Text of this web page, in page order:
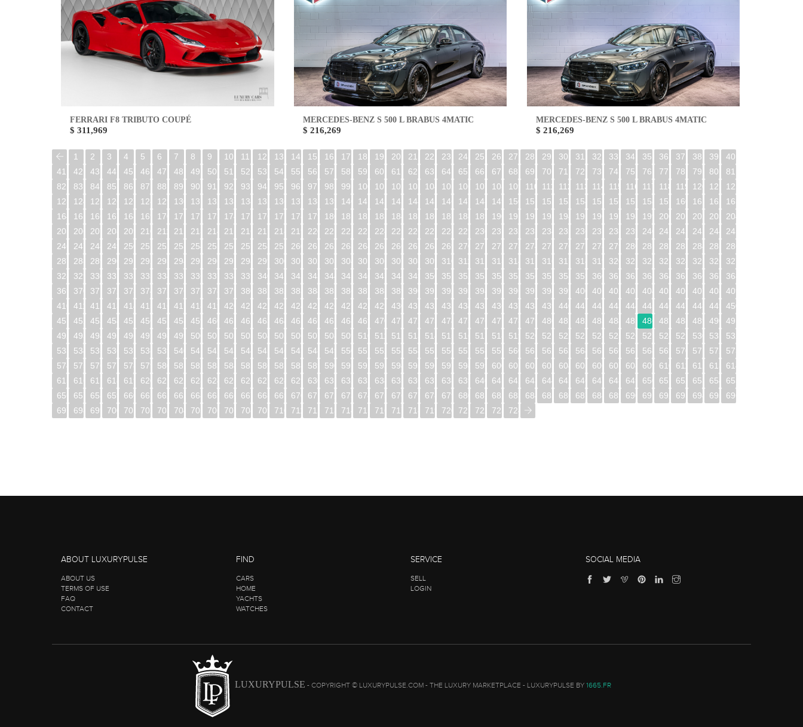
FERRARI F8 TRIBUTO COUPÉ
$ 311,969
MERCEDES-BENZ S 500 L BRABUS 4MATIC
$ 216,269
MERCEDES-BENZ S 500 L BRABUS 4MATIC
$ 216,269
1 2 3 4 5 6 7 8 9 10 11 12 13 14 15 16 17 18 19 20 21 22 23 24 25 26 27 28 29 30 31 32 33 34 35 36 37 38 39
40
41
42 43 44 45 46 47 48 49 50 51 52 53 54 55 56 57 58 59 60 61 62 63 64 65 66 67 68 69 70 71 72 73 74 75 76 77 78 79 80
81
82
83 84 85 86 87 88 89 90 91 92 93 94 95 96 97 98 99 100 101 102 103 104 105 106 107 108 109 110 111 112 113 114 115 116 117 118 119 120 121
122
123
124 125 126 127 128 129 130 131 132 133 134 135 136 137 138 139 140 141 142 143 144 145 146 147 148 149 150 151 152 153 154 155 156 157 158 159 160 161 162
163
164
165 166 167 168 169 170 171 172 173 174 175 176 177 178 179 180 181 182 183 184 185 186 187 188 189 190 191 192 193 194 195 196 197 198 199 200 201 202 203
204
205
206 207 208 209 210 211 212 213 214 215 216 217 218 219 220 221 222 223 224 225 226 227 228 229 230 231 232 233 234 235 236 237 238 239 240 241 242 243 244
245
246
247 248 249 250 251 252 253 254 255 256 257 258 259 260 261 262 263 264 265 266 267 268 269 270 271 272 273 274 275 276 277 278 279 280 281 282 283 284 285
286
287
288 289 290 291 292 293 294 295 296 297 298 299 300 301 302 303 304 305 306 307 308 309 310 311 312 313 314 315 316 317 318 319 320 321 322 323 324 325 326
327
328
329 330 331 332 333 334 335 336 337 338 339 340 341 342 343 344 345 346 347 348 349 350 351 352 353 354 355 356 357 358 359 360 361 362 363 364 365 366 367
368
369
370 371 372 373 374 375 376 377 378 379 380 381 382 383 384 385 386 387 388 389 390 391 392 393 394 395 396 397 398 399 400 401 402 403 404 405 406 407 408
409
410
411 412 413 414 415 416 417 418 419 420 421 422 423 424 425 426 427 428 429 430 431 432 433 434 435 436 437 438 439 440 441 442 443 444 445 446 447 448 449
450
451
452 453 454 455 456 457 458 459 460 461 462 463 464 465 466 467 468 469 470 471 472 473 474 475 476 477 478 479 480 481 482 483 484 485 486 487 488 489 490
491
492
493 494 495 496 497 498 499 500 501 502 503 504 505 506 507 508 509 510 511 512 513 514 515 516 517 518 519 520 521 522 523 524 525 526 527 528 529 530 531
532
533
534 535 536 537 538 539 540 541 542 543 544 545 546 547 548 549 550 551 552 553 554 555 556 557 558 559 560 561 562 563 564 565 566 567 568 569 570 571 572
573
574
575 576 577 578 579 580 581 582 583 584 585 586 587 588 589 590 591 592 593 594 595 596 597 598 599 600 601 602 603 604 605 606 607 608 609 610 611 612 613
614
615
616 617 618 619 620 621 622 623 624 625 626 627 628 629 630 631 632 633 634 635 636 637 638 639 640 641 642 643 644 645 646 647 648 649 650 651 652 653 654
655
656
657 658 659 660 661 662 663 664 665 666 667 668 669 670 671 672 673 674 675 676 677 678 679 680 681 682 683 684 685 686 687 688 689 690 691 692 693 694 695
696
697
698 699 700 701 702 703 704 705 706 707 708 709 710 711 712 713 714 715 716 717 718 719 720 721 722 723 724
ABOUT LUXURYPULSE
ABOUT US
TERMS OF USE
FAQ
CONTACT
FIND
CARS
HOME
YACHTS
WATCHES
SERVICE
SELL
LOGIN
SOCIAL MEDIA
LUXURYPULSE - COPYRIGHT © LUXURYPULSE.COM - THE LUXURY MARKETPLACE - LUXURYPULSE BY 1665.FR